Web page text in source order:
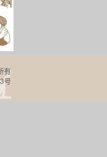
有
号